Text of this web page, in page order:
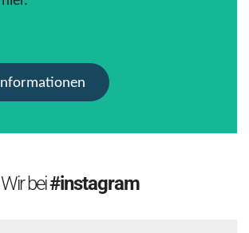
Wir bei#instagram